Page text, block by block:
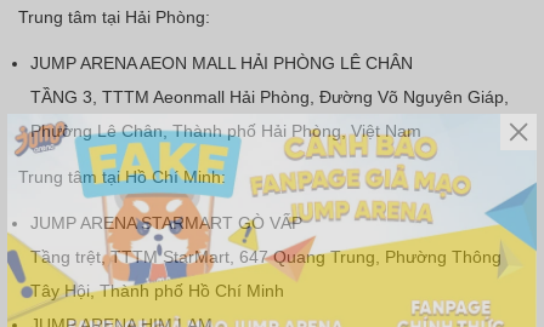
Trung tâm tại Hải Phòng:
JUMP ARENA AEON MALL HẢI PHÒNG LÊ CHÂN
TẦNG 3, TTTM Aeonmall Hải Phòng, Đường Võ Nguyên Giáp,
Phường Lê Chân, Thành phố Hải Phòng, Việt Nam
Trung tâm tại Hồ Chí Minh:
JUMP ARENA STARMART GÒ VẤP
Tầng trệt, TTTM StarMart, 647 Quang Trung, Phường Thông
Tây Hội, Thành phố Hồ Chí Minh